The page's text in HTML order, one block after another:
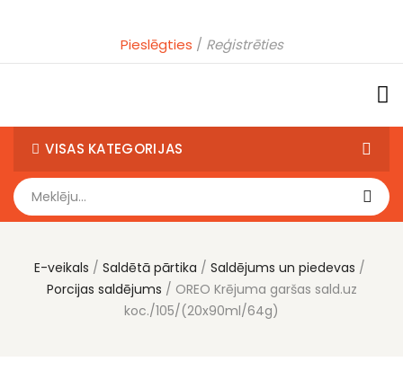
Pieslēgties Reģistrēties
VISAS KATEGORIJAS
E-veikals Saldētā pārtika
Saldējums un piedevas
Porcijas saldējums
OREO Krējuma garšas sald.uz
koc./105/(20x90ml/64g)